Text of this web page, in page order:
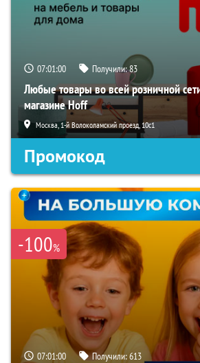
07:00:59 Получили:83
Любые товары во всей розничной
магазине Hoff
Москва, 1-й Волоколамский проезд, 10с1
Промокод
-100%
07:00:59 Получили:613